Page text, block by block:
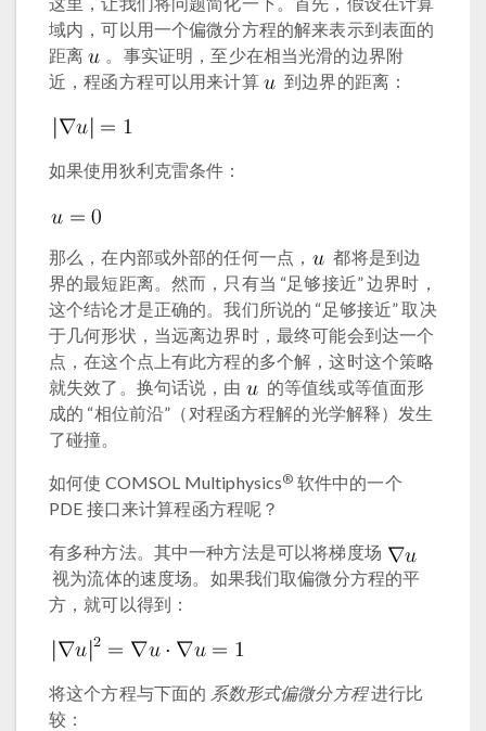
域内，可以用一个偏微分方程的解来表示到表面的
距离
。事实证明，至少在相当光滑的边界附
近，程函方程可以用来计算
到边界的距离：
如果使用狄利克雷条件：
那么，在内部或外部的任何一点，
都将是到边
界的最短距离。然而，只有当 “足够接近” 边界时，
这个结论才是正确的。我们所说的 “足够接近” 取决
于几何形状，当远离边界时，最终可能会到达一个
点，在这个点上有此方程的多个解，这时这个策略
就失效了。换句话说，由
的等值线或等值面形
成的 “相位前沿”（对程函方程解的光学解释）发生
了碰撞。
如何使 COMSOL Multiphysics® 软件中的一个
PDE 接口来计算程函方程呢？
有多种方法。其中一种方法是可以将梯度场
视为流体的速度场。如果我们取偏微分方程的平
方，就可以得到：
将这个方程与下面的 系数形式偏微分方程进行比
较：